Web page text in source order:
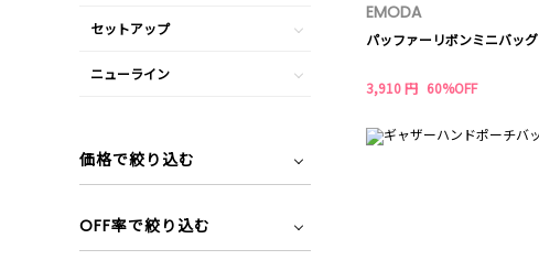
EMODA
パッファーリボンミニバッグ
3,910 円 60%OFF
セットアップ
ニューライン
価格で絞り込む
OFF率で絞り込む